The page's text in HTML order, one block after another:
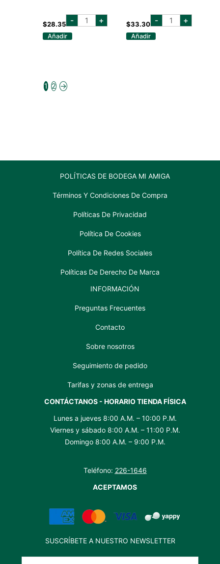
$28.35 - caldas
8 +
Añadir
$33.30 - caldas
gran +
Añadir
1 2 →
POLÍTICAS DE BODEGA MI AMIGA
Términos Y Condiciones De Compra
Políticas De Privacidad
Política De Cookies
Política De Redes Sociales
Políticas De Derecho De Marca
INFORMACIÓN
Preguntas Frecuentes
Contacto
Sobre nosotros
Seguimiento de pedido
Tarifas y zonas de entrega
CONTÁCTANOS - HORARIO TIENDA FÍSICA
Lunes a jueves 8:00 A.M. – 10:00 P.M.
Viernes y sábado 8:00 A.M. – 11:00 P.M.
Domingo 8:00 A.M. – 9:00 P.M.
Teléfono: 226-1646
ACEPTAMOS
SUSCRÍBETE A NUESTRO NEWSLETTER